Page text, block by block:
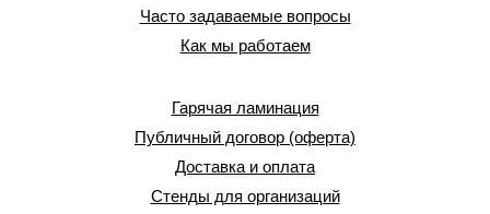
Часто задаваемые вопросы
Как мы работаем
Гарячая ламинация
Публичный договор (оферта)
Доставка и оплата
Стенды для организаций